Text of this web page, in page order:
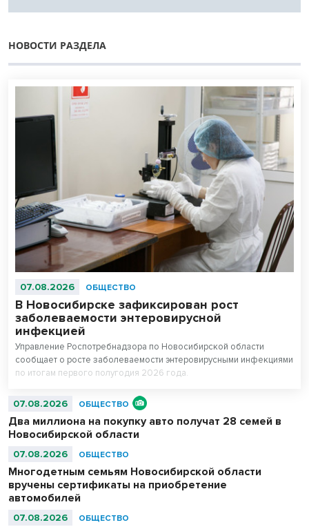
НОВОСТИ РАЗДЕЛА
07.08.2026 ОБЩЕСТВО
В Новосибирске зафиксирован рост
заболеваемости энтеровирусной
инфекцией
Управление Роспотребнадзора по Новосибирской области
сообщает о росте заболеваемости энтеровирусными инфекциями
по итогам первого полугодия 2026 года.
07.08.2026 ОБЩЕСТВО
Два миллиона на покупку авто получат 28 семей в
Новосибирской области
07.08.2026 ОБЩЕСТВО
Многодетным семьям Новосибирской области
вручены сертификаты на приобретение
автомобилей
07.08.2026 ОБЩЕСТВО